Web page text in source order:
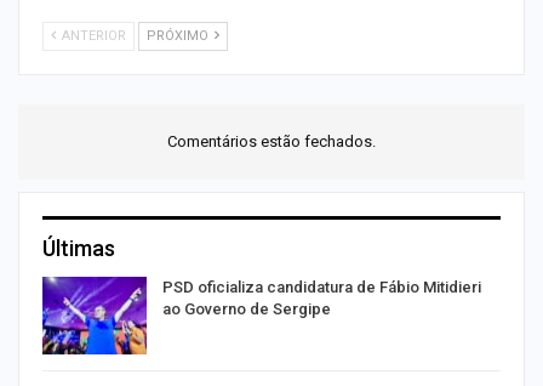
ANTERIOR PRÓXIMO
Comentários estão fechados.
Últimas
PSD oficializa candidatura de Fábio Mitidieri
ao Governo de Sergipe